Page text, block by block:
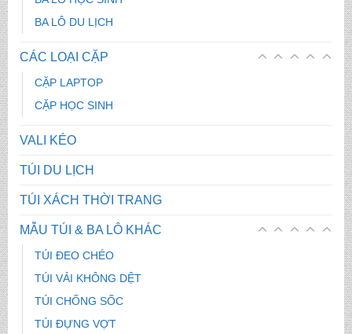
BA LÔ DU LỊCH
CÁC LOẠI CẶP
CẶP LAPTOP
CẶP HỌC SINH
VALI KÉO
TÚI DU LỊCH
TÚI XÁCH THỜI TRANG
MẪU TÚI & BA LÔ KHÁC
TÚI ĐEO CHÉO
TÚI VẢI KHÔNG DỆT
TÚI CHỐNG SỐC
TÚI ĐỰNG VỢT